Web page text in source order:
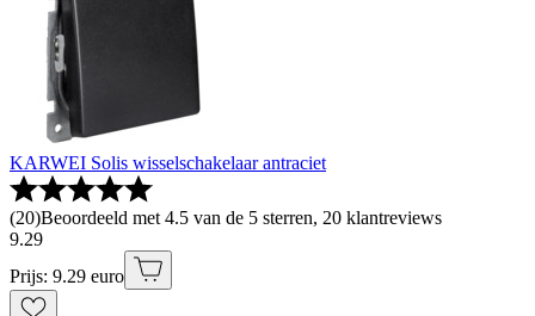
KARWEI Solis wisselschakelaar antraciet
(20)Beoordeeld met 4.5 van de 5 sterren, 20 klantreviews
9.29
Prijs: 9.29 euro